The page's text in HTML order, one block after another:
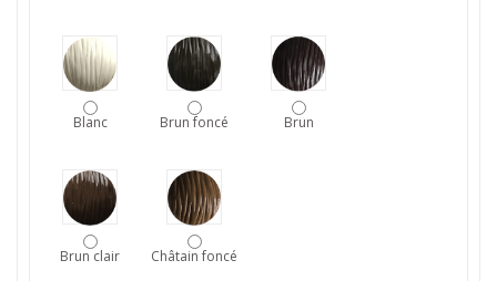
Blanc Brun foncé Brun
Brun clair Châtain foncé